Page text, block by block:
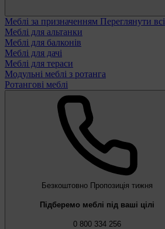
Меблі за призначенням Переглянути всі
Меблі для альтанки
Меблі для балконів
Меблі для дачі
Меблі для тераси
Модульні меблі з ротанга
Ротангові меблі
Безкоштовно Пропозиція тижня
Підберемо меблі під ваші цілі
0 800 334 256